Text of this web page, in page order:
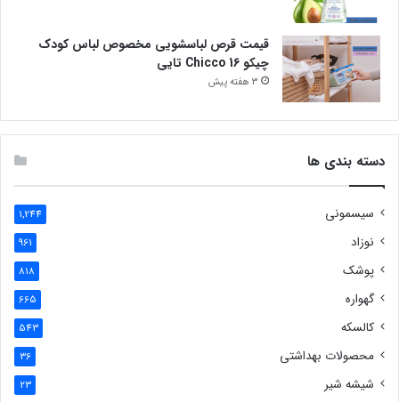
قیمت قرص لباسشویی مخصوص لباس کودک
چیکو Chicco 16 تایی
3 هفته پیش
دسته بندی ها
سیسمونی 1,244
نوزاد 961
پوشک 818
گهواره 665
کالسکه 543
محصولات بهداشتی 36
شیشه شیر 23